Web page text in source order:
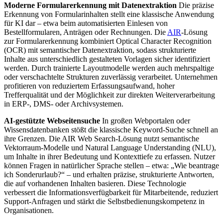
Moderne Formularerkennung mit Datenextraktion Die präzise
Erkennung von Formularinhalten stellt eine klassische Anwendung
für KI dar – etwa beim automatisierten Einlesen von
Bestellformularen, Anträgen oder Rechnungen. Die AIR-Lösung
zur Formularerkennung kombiniert Optical Character Recognition
(OCR) mit semantischer Datenextraktion, sodass strukturierte
Inhalte aus unterschiedlich gestalteten Vorlagen sicher identifiziert
werden. Durch trainierte Layoutmodelle werden auch mehrspaltige
oder verschachtelte Strukturen zuverlässig verarbeitet. Unternehmen
profitieren von reduziertem Erfassungsaufwand, hoher
Trefferqualität und der Möglichkeit zur direkten Weiterverarbeitung
in ERP-, DMS- oder Archivsystemen.
AI-gestützte Webseitensuche In großen Webportalen oder
Wissensdatenbanken stößt die klassische Keyword-Suche schnell an
ihre Grenzen. Die AIR Web Search-Lösung nutzt semantische
Vektorraum-Modelle und Natural Language Understanding (NLU),
um Inhalte in ihrer Bedeutung und Kontexttiefe zu erfassen. Nutzer
können Fragen in natürlicher Sprache stellen – etwa: „Wie beantrage
ich Sonderurlaub?“ – und erhalten präzise, strukturierte Antworten,
die auf vorhandenen Inhalten basieren. Diese Technologie
verbessert die Informationsverfügbarkeit für Mitarbeitende, reduziert
Support-Anfragen und stärkt die Selbstbedienungskompetenz in
Organisationen.